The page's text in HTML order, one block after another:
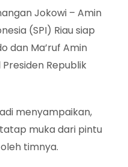
Jokowi – Amin
(SPI) Riau siap
dan Ma’ruf Amin
Republik
menyampaikan,
muka dari pintu
timnya.